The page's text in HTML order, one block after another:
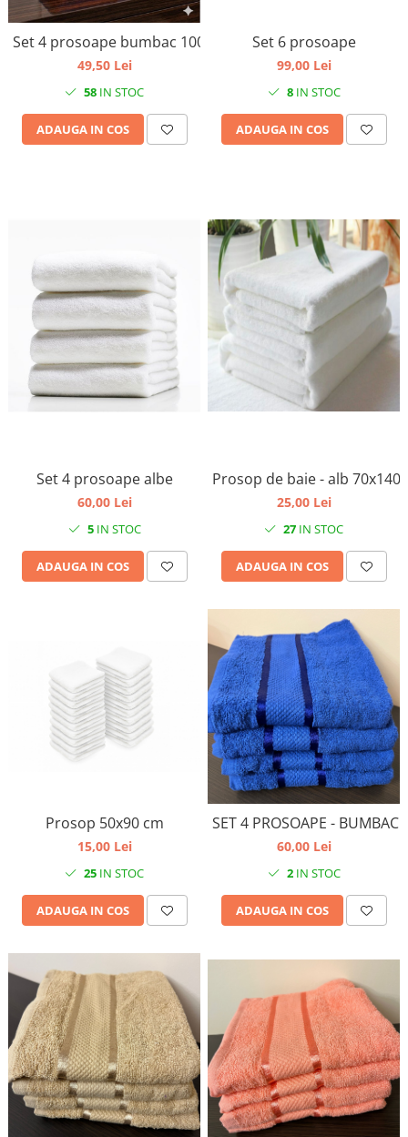
Set 4 prosoape bumbac 100%
49,50 Lei
58 IN STOC
ADAUGA IN COS
Set 6 prosoape
99,00 Lei
8IN STOC
ADAUGA IN COS
Set 4 prosoape albe
60,00 Lei
5IN STOC
ADAUGA IN COS
Prosop de baie - alb 70x140
25,00 Lei
27 IN STOC
ADAUGA IN COS
Prosop 50x90 cm
15,00 Lei
25 IN STOC
ADAUGA IN COS
SET 4 PROSOAPE - BUMBAC
60,00 Lei
2IN STOC
ADAUGA IN COS